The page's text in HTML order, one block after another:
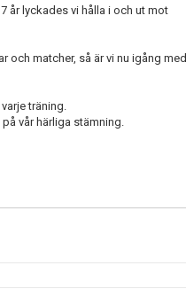
år lyckades vi hålla i och ut mot
matcher, så är vi nu igång med
träning.
vår härliga stämning.